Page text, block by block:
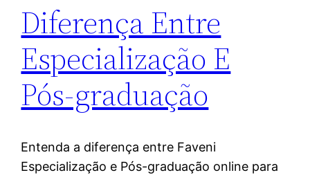
Diferença Entre
Especialização E
Pós-graduação
Entenda a diferença entre Faveni
Especialização e Pós-graduação online para